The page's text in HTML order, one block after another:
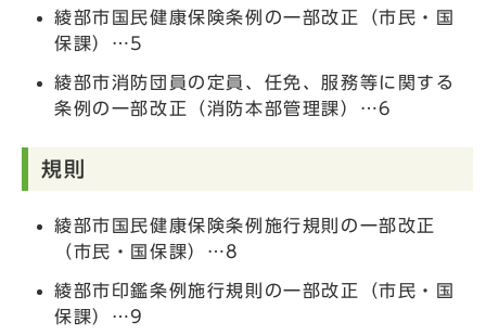
綾部市国民健康保険条例の一部改正（市民・国
保課）…5
綾部市消防団員の定員、任免、服務等に関する
条例の一部改正（消防本部管理課）…6
規則
綾部市国民健康保険条例施行規則の一部改正
（市民・国保課）…8
綾部市印鑑条例施行規則の一部改正（市民・国
保課）…9